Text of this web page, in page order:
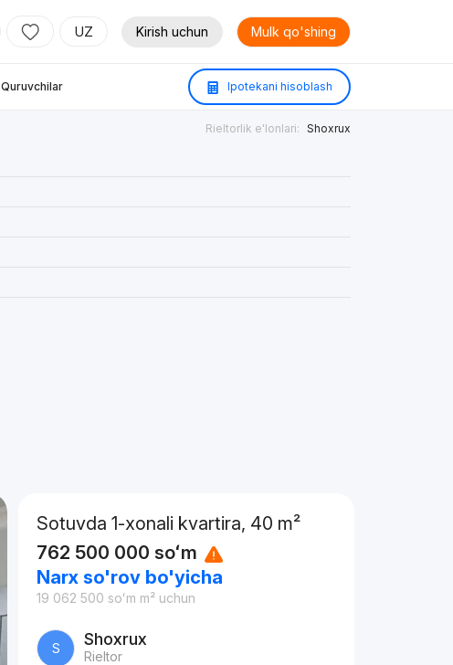
UZ Kirish uchun Mulk qo'shing
Quruvchilar Ipotekani hisoblash
Rieltorlik e'lonlari: Shoxrux
Sotuvda 1-xonali kvartira, 40 m²
762 500 000 soʻm
Narx so'rov bo'yicha
19 062 500 soʻm m² uchun
S Shoxrux
Rieltor